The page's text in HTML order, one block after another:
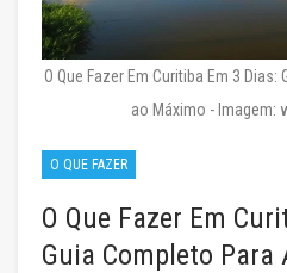
O Que Fazer Em Curitiba Em 3
ao Máximo - Imagem:
O QUE FAZER
O Que Fazer Em
Guia Completo Para